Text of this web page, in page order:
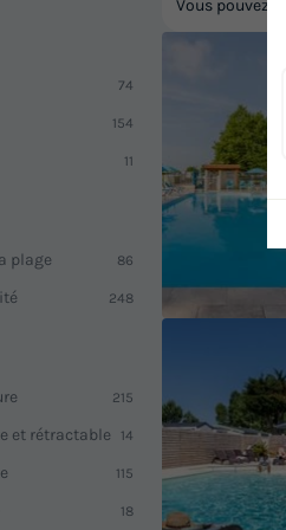
74
154
11
plage 86
248
215
et rétractable 14
115
18
Vous pouvez